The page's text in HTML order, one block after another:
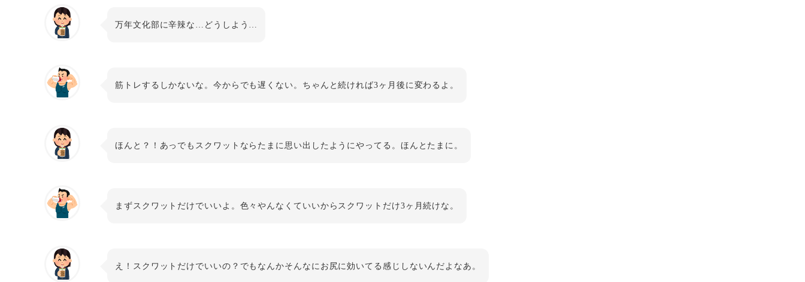
万年文化部に辛辣な…どうしよう…
筋トレするしかないな。今からでも遅くない。ちゃんと続ければ3ヶ月後に変わるよ。
ほんと？！あっでもスクワットならたまに思い出したようにやってる。ほんとたまに。
まずスクワットだけでいいよ。色々やんなくていいからスクワットだけ3ヶ月続けな。
え！スクワットだけでいいの？でもなんかそんなにお尻に効いてる感じしないんだよなあ。